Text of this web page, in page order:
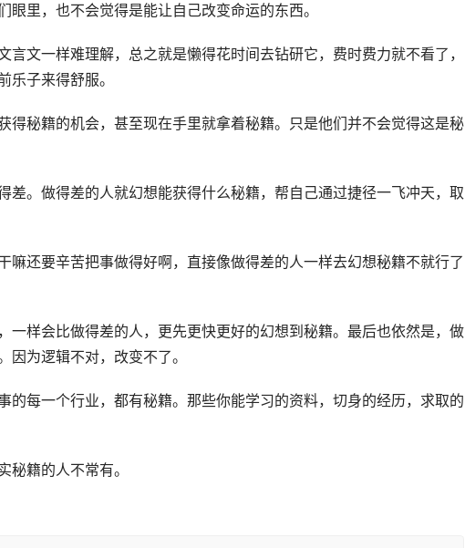
里，也不会觉得是能让自己改变命运的东西。
文一样难理解，总之就是懒得花时间去钻研它，费时费力就不看了，
乐子来得舒服。
秘籍的机会，甚至现在手里就拿着秘籍。只是他们并不会觉得这是秘
。做得差的人就幻想能获得什么秘籍，帮自己通过捷径一飞冲天，取
还要辛苦把事做得好啊，直接像做得差的人一样去幻想秘籍不就行了
样会比做得差的人，更先更快更好的幻想到秘籍。最后也依然是，做
为逻辑不对，改变不了。
每一个行业，都有秘籍。那些你能学习的资料，切身的经历，求取的
籍的人不常有。